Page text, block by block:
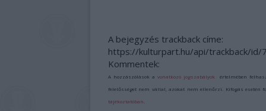
A bejegyzés trackback címe:
https://kulturpart.hu/api/trackback/id/
Kommentek:
A hozzászólások avonatkozó jogszabályok értelmében
felelősséget nem vállal, azokat nem ellenőrzi. Kifogás esetén
tájékoztatóban